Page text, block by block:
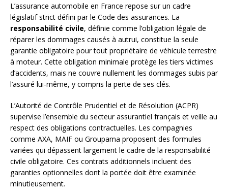
L’assurance automobile en France repose sur un cadre
législatif strict défini par le Code des assurances. La
responsabilité civile, définie comme l’obligation légale de
réparer les dommages causés à autrui, constitue la seule
garantie obligatoire pour tout propriétaire de véhicule terrestre
à moteur. Cette obligation minimale protège les tiers victimes
d’accidents, mais ne couvre nullement les dommages subis par
l’assuré lui-même, y compris la perte de ses clés.
L’Autorité de Contrôle Prudentiel et de Résolution (ACPR)
supervise l’ensemble du secteur assurantiel français et veille au
respect des obligations contractuelles. Les compagnies
comme AXA, MAIF ou Groupama proposent des formules
variées qui dépassent largement le cadre de la responsabilité
civile obligatoire. Ces contrats additionnels incluent des
garanties optionnelles dont la portée doit être examinée
minutieusement.